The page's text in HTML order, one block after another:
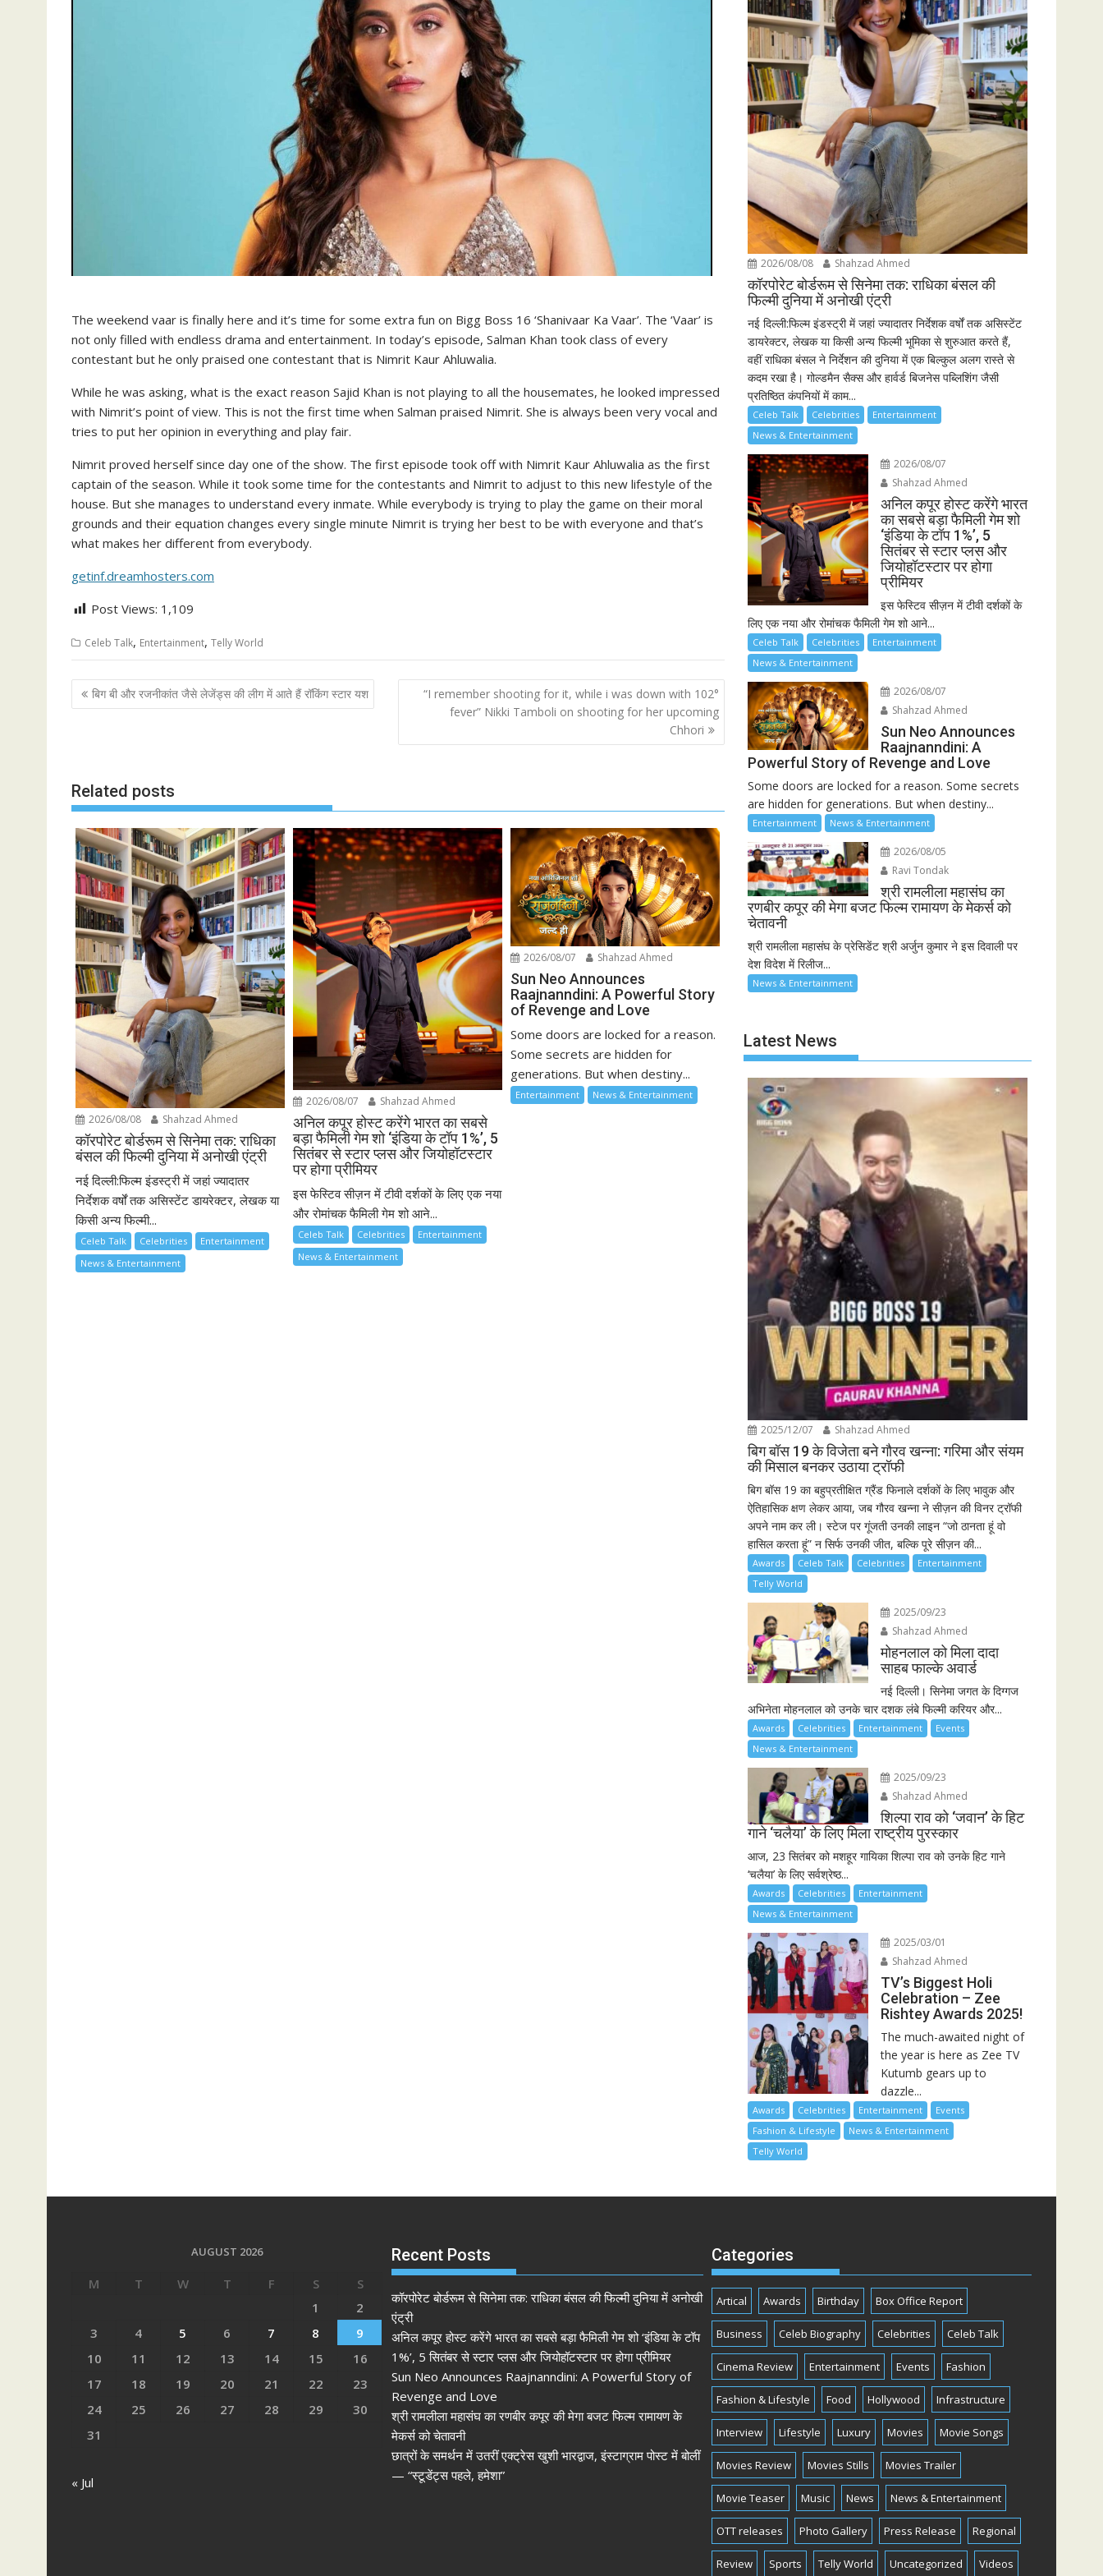
The weekend vaar is finally here and it’s time for some extra fun on Bigg Boss 16 ‘Shanivaar Ka Vaar’. The ‘Vaar’ is
not only filled with endless drama and entertainment. In today’s episode, Salman Khan took class of every
contestant but he only praised one contestant that is Nimrit Kaur Ahluwalia.
While he was asking, what is the exact reason Sajid Khan is not playing to all the housemates, he looked impressed
with Nimrit’s point of view. This is not the first time when Salman praised Nimrit. She is always been very vocal and
tries to put her opinion in everything and play fair.
Nimrit proved herself since day one of the show. The first episode took off with Nimrit Kaur Ahluwalia as the first
captain of the season. While it took some time for the contestants and Nimrit to adjust to this new lifestyle of the
house. But she manages to understand every inmate. While everybody is trying to play the game on their moral
grounds and their equation changes every single minute Nimrit is trying her best to be with everyone and that’s
what makes her different from everybody.
getinf.dreamhosters.com
Post Views: 1,109
Celeb Talk, Entertainment, Telly World
Post
navigation
बिग बी और रजनीकांत जैसे लेजेंड्स की लीग में आते हैं रॉकिंग स्टार यश
“I remember shooting for it, while i was down with 102°
fever” Nikki Tamboli on shooting for her upcoming
Chhori
Related posts
2026/08/08 Shahzad Ahmed
कॉरपोरेट बोर्डरूम से सिनेमा तक: राधिका
बंसल की फिल्मी दुनिया में अनोखी एंट्री
नई दिल्ली:फिल्म इंडस्ट्री में जहां ज्यादातर
निर्देशक वर्षों तक असिस्टेंट डायरेक्टर, लेखक या
किसी अन्य फिल्मी...
Celeb Talk Celebrities
Entertainment
News & Entertainment
2026/08/07 Shahzad Ahmed
अनिल कपूर होस्ट करेंगे भारत का सबसे
बड़ा फैमिली गेम शो ‘इंडिया के टॉप 1%’, 5
सितंबर से स्टार प्लस और जियोहॉटस्टार
पर होगा प्रीमियर
इस फेस्टिव सीज़न में टीवी दर्शकों के लिए एक नया
और रोमांचक फैमिली गेम शो आने...
Celeb Talk Celebrities
Entertainment
News & Entertainment
2026/08/07 Shahzad Ahmed
Sun Neo Announces
Raajnanndini: A Powerful Story
of Revenge and Love
Some doors are locked for a reason.
Some secrets are hidden for
generations. But when destiny...
Entertainment News & Entertainment
2026/08/08 Shahzad Ahmed
कॉरपोरेट बोर्डरूम से सिनेमा तक: राधिका बंसल की
फिल्मी दुनिया में अनोखी एंट्री
नई दिल्ली:फिल्म इंडस्ट्री में जहां ज्यादातर निर्देशक वर्षों तक असिस्टेंट
डायरेक्टर, लेखक या किसी अन्य फिल्मी भूमिका से शुरुआत करते हैं,
वहीं राधिका बंसल ने निर्देशन की दुनिया में एक बिल्कुल अलग रास्ते से
कदम रखा है। गोल्डमैन सैक्स और हार्वर्ड बिजनेस पब्लिशिंग जैसी
प्रतिष्ठित कंपनियों में काम...
Celeb Talk Celebrities
Entertainment
News & Entertainment
2026/08/07
Shahzad Ahmed
अनिल कपूर होस्ट करेंगे भारत
का सबसे बड़ा फैमिली गेम शो
‘इंडिया के टॉप 1%’, 5
सितंबर से स्टार प्लस और
जियोहॉटस्टार पर होगा
प्रीमियर
इस फेस्टिव सीज़न में टीवी दर्शकों के
लिए एक नया और रोमांचक फैमिली गेम शो आने...
Celeb Talk Celebrities
Entertainment
News & Entertainment
2026/08/07
Shahzad Ahmed
Sun Neo Announces
Raajnanndini: A
Powerful Story of Revenge and Love
Some doors are locked for a reason. Some secrets
are hidden for generations. But when destiny...
Entertainment News & Entertainment
2026/08/05
Ravi Tondak
श्री रामलीला महासंघ का
रणबीर कपूर की मेगा बजट फिल्म रामायण के मेकर्स को
चेतावनी
श्री रामलीला महासंघ के प्रेसिडेंट श्री अर्जुन कुमार ने इस दिवाली पर
देश विदेश में रिलीज...
News & Entertainment
Latest News
2025/12/07 Shahzad Ahmed
बिग बॉस 19 के विजेता बने गौरव खन्ना: गरिमा और संयम
की मिसाल बनकर उठाया ट्रॉफी
बिग बॉस 19 का बहुप्रतीक्षित ग्रैंड फिनाले दर्शकों के लिए भावुक और
ऐतिहासिक क्षण लेकर आया, जब गौरव खन्ना ने सीज़न की विनर ट्रॉफी
अपने नाम कर ली। स्टेज पर गूंजती उनकी लाइन “जो ठानता हूं वो
हासिल करता हूं” न सिर्फ उनकी जीत, बल्कि पूरे सीज़न की...
Awards Celeb Talk Celebrities
Entertainment
Telly World
2025/09/23
Shahzad Ahmed
मोहनलाल को मिला दादा
साहब फाल्के अवार्ड
नई दिल्ली। सिनेमा जगत के दिग्गज
अभिनेता मोहनलाल को उनके चार दशक लंबे फिल्मी करियर और...
Awards Celebrities Entertainment
Events
News & Entertainment
2025/09/23
Shahzad Ahmed
शिल्पा राव को ‘जवान’ के हिट
गाने ‘चलैया’ के लिए मिला राष्ट्रीय पुरस्कार
आज, 23 सितंबर को मशहूर गायिका शिल्पा राव को उनके हिट गाने
‘चलैया’ के लिए सर्वश्रेष्ठ...
Awards Celebrities
Entertainment
News & Entertainment
2025/03/01
Shahzad Ahmed
TV’s Biggest Holi
Celebration – Zee
Rishtey Awards 2025!
The much-awaited night of
the year is here as Zee TV
Kutumb gears up to
dazzle...
Awards Celebrities Entertainment
Events
Fashion & Lifestyle
News & Entertainment
Telly World
AUGUST 2026
M T W T F S
S
1
2
3
4 5 6 7 8
9
10
11 12 13 14 15
16
17
18 19 20 21 22
23
24
25 26 27 28 29
30
31
« Jul
Recent Posts
कॉरपोरेट बोर्डरूम से सिनेमा तक: राधिका बंसल की फिल्मी दुनिया में अनोखी
एंट्री
अनिल कपूर होस्ट करेंगे भारत का सबसे बड़ा फैमिली गेम शो ‘इंडिया के टॉप
1%’, 5 सितंबर से स्टार प्लस और जियोहॉटस्टार पर होगा प्रीमियर
Sun Neo Announces Raajnanndini: A Powerful Story of
Revenge and Love
श्री रामलीला महासंघ का रणबीर कपूर की मेगा बजट फिल्म रामायण के
मेकर्स को चेतावनी
छात्रों के समर्थन में उतरीं एक्ट्रेस खुशी भारद्वाज, इंस्टाग्राम पोस्ट में बोलीं
— “स्टूडेंट्स पहले, हमेशा”
Categories
Artical Awards Birthday Box Office Report
Business Celeb Biography Celebrities Celeb Talk
Cinema Review Entertainment Events Fashion
Fashion & Lifestyle Food Hollywood Infrastructure
Interview Lifestyle Luxury Movies Movie Songs
Movies Review Movies Stills Movies Trailer
Movie Teaser Music News News & Entertainment
OTT releases Photo Gallery Press Release Regional
Review Sports Telly World Uncategorized Videos